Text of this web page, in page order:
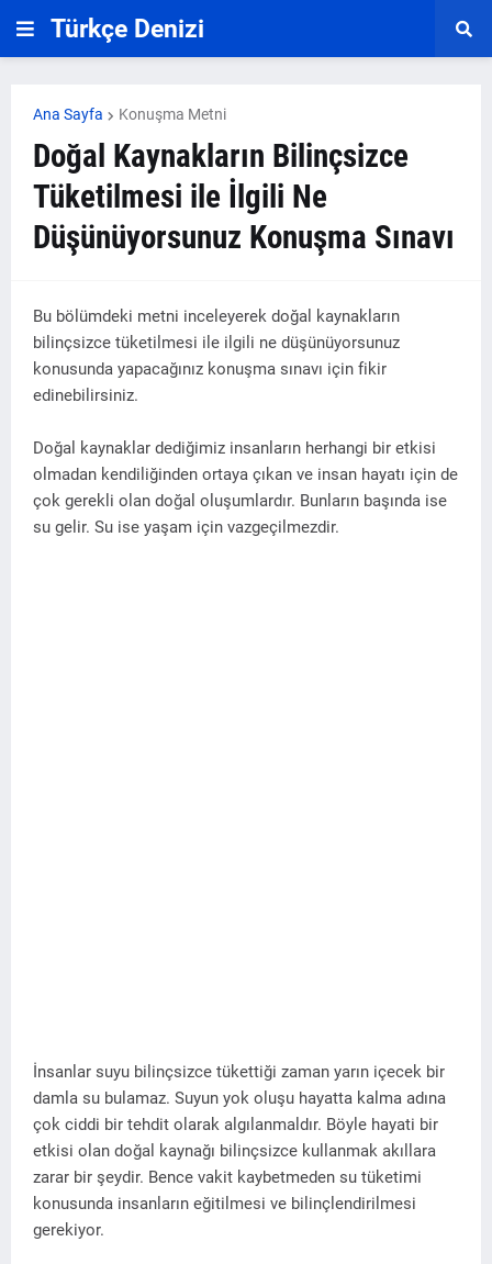
Türkçe Denizi
Ana Sayfa Konuşma Metni
Doğal Kaynakların Bilinçsizce
Tüketilmesi ile İlgili Ne
Düşünüyorsunuz Konuşma Sınavı
Bu bölümdeki metni inceleyerek doğal kaynakların
bilinçsizce tüketilmesi ile ilgili ne düşünüyorsunuz
konusunda yapacağınız konuşma sınavı için fikir
edinebilirsiniz.
Doğal kaynaklar dediğimiz insanların herhangi bir etkisi
olmadan kendiliğinden ortaya çıkan ve insan hayatı için de
çok gerekli olan doğal oluşumlardır. Bunların başında ise
su gelir. Su ise yaşam için vazgeçilmezdir.
İnsanlar suyu bilinçsizce tükettiği zaman yarın içecek bir
damla su bulamaz. Suyun yok oluşu hayatta kalma adına
çok ciddi bir tehdit olarak algılanmaldır. Böyle hayati bir
etkisi olan doğal kaynağı bilinçsizce kullanmak akıllara
zarar bir şeydir. Bence vakit kaybetmeden su tüketimi
konusunda insanların eğitilmesi ve bilinçlendirilmesi
gerekiyor.